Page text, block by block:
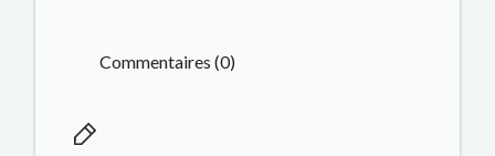
Commentaires (0)